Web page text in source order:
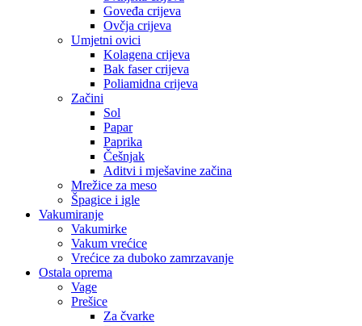
Goveđa crijeva
Ovčja crijeva
Umjetni ovici
Kolagena crijeva
Bak faser crijeva
Poliamidna crijeva
Začini
Sol
Papar
Paprika
Češnjak
Aditvi i mješavine začina
Mrežice za meso
Špagice i igle
Vakumiranje
Vakumirke
Vakum vrećice
Vrećice za duboko zamrzavanje
Ostala oprema
Vage
Prešice
Za čvarke